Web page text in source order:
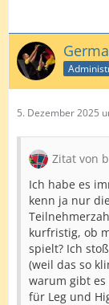
5. Dezember 2025
Zitat von
Ich habe es
kenn ja nur
kurfristig, ob
spielt? Ich
(weil das so
warum gibt
für Leg und